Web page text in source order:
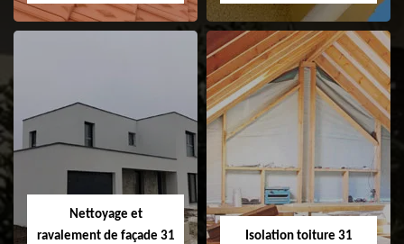
Pose et
changement de
fenêtre de toit et
Velux 31
Nettoyage et pose
Nettoyage et
ravalement de façade 31
Isolation toiture 31